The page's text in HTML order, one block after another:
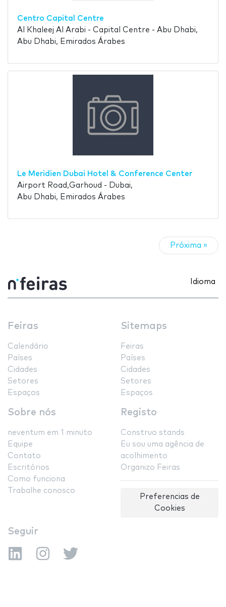
Centro Capital Centre
Al Khaleej Al Arabi - Capital Centre - Abu Dhabi,
Abu Dhabi, Emirados Árabes
Le Meridien Dubai Hotel & Conference Center
Airport Road,Garhoud - Dubai,
Abu Dhabi, Emirados Árabes
Próxima »
Idioma
Feiras
Calendário
Países
Cidades
Setores
Espaços
Sitemaps
Feiras
Países
Cidades
Setores
Espaços
Sobre nós
neventum em 1 minuto
Equipe
Contato
Escritórios
Como funciona
Trabalhe conosco
Registo
Construo stands
Eu sou uma agência de
acolhimento
Organizo Feiras
Preferencias de
Cookies
Seguir